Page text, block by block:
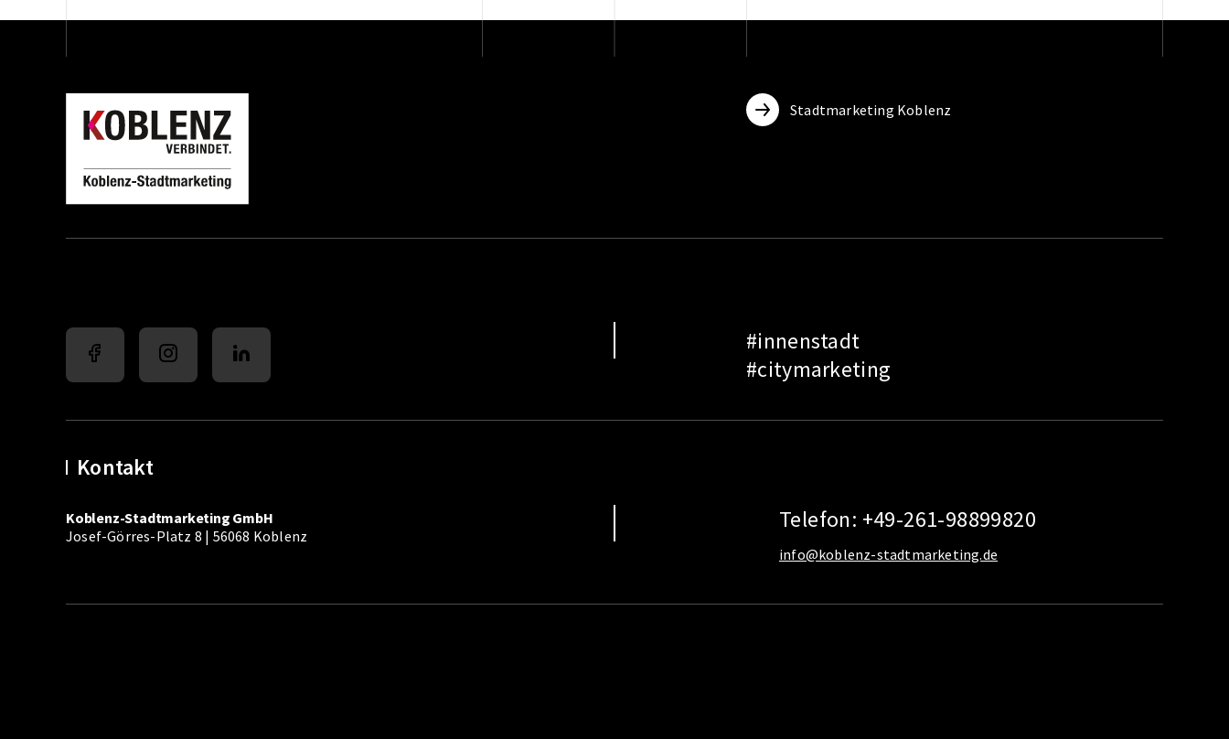
Stadtmarketing Koblenz
#innenstadt
#citymarketing
Kontakt
Koblenz-Stadtmarketing GmbH
Josef-Görres-Platz 8 | 56068 Koblenz
Telefon: +49-261-98899820
info@koblenz-stadtmarketing.de